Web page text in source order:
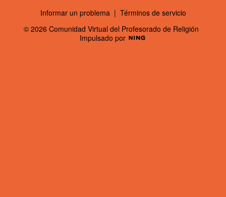
Informar un problema | Términos de servicio
© 2026 Comunidad Virtual del Profesorado de Religión
Impulsado por